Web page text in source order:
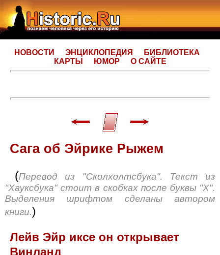
НОВОСТИ ЭНЦИКЛОПЕДИЯ
БИБЛИОТЕКА
КАРТЫ
ЮМОР О САЙТЕ
Сага об Эйрике Рыжем
(Перевод из "Сколхолтсбука". Текст из
"Хауксбука" стоит в скобках после буквы "X".
Выделения шрифтом сделаны автором
книги.)
Лейв Эйр иксе он открывает
Винланд